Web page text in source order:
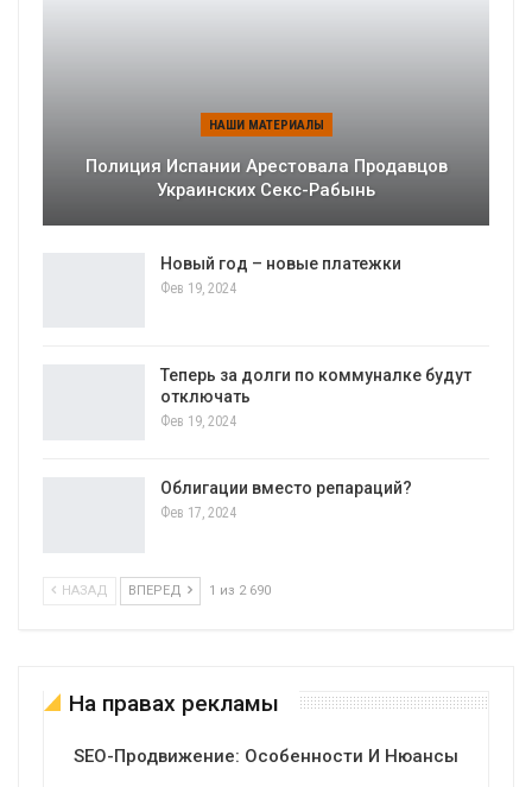
НАШИ МАТЕРИАЛЫ
Полиция Испании Арестовала Продавцов
Украинских Секс-Рабынь
Новый год – новые платежки
Фев 19, 2024
Теперь за долги по коммуналке будут
отключать
Фев 19, 2024
Облигации вместо репараций?
Фев 17, 2024
НАЗАД ВПЕРЕД 1 из 2 690
На правах рекламы
SEO-Продвижение: Особенности И Нюансы